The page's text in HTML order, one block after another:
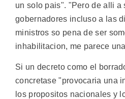
un solo pais". "Pero de alli a
gobernadores incluso a las
ministros so pena de ser
inhabilitacion, me parece
Si un decreto como el
concretase "provocaria una
los propositos nacionales y